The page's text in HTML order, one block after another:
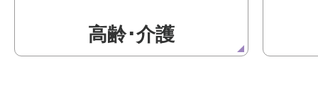
高齢･介護